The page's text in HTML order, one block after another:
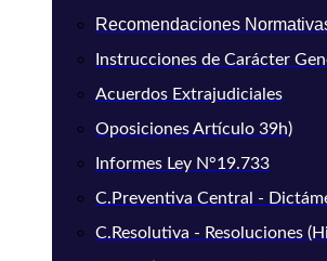
Recomendaciones
Instrucciones de Carácter
Acuerdos Extrajudiciales
Oposiciones Artículo 39h)
Informes Ley N°19.733
C.Preventiva Central -
C.Resolutiva - Resoluciones